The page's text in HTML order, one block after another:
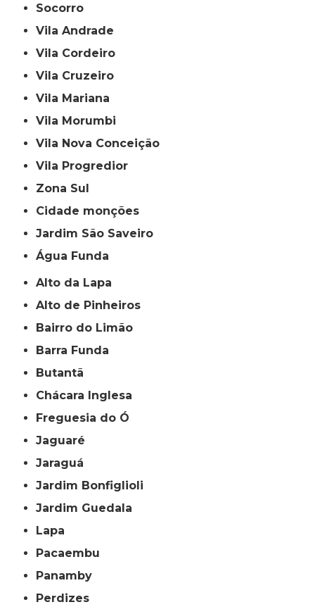
Socorro
Vila Andrade
Vila Cordeiro
Vila Cruzeiro
Vila Mariana
Vila Morumbi
Vila Nova Conceição
Vila Progredior
Zona Sul
cidade monções
jardim São Saveiro
Água Funda
Alto da Lapa
Alto de Pinheiros
Bairro do Limão
Barra Funda
Butantã
Chácara Inglesa
Freguesia do Ó
Jaguaré
Jaraguá
Jardim Bonfiglioli
Jardim Guedala
Lapa
Pacaembu
Panamby
Perdizes